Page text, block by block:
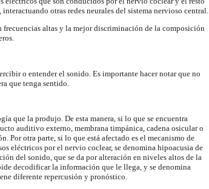
otras redes neurales del sistema nervioso central.
frecuencias altas y la mejor discriminación de la composición
o entender el sonido. Es importante hacer notar que no
que tenga sentido.
que la produjo. De esta manera, si lo que se encuentra
auditivo externo, membrana timpánica, cadena osicular o
Por otra parte, si lo que está afectado es el mecanismo de
eléctricos por el nervio coclear, se denomina hipoacusia de
del sonido, que se da por alteración en niveles altos de la
decodificar la información que le llega, y se denomina
diferente repercusión y pronóstico.